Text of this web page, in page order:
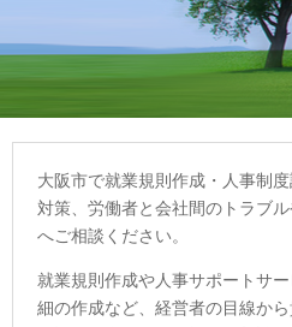
大阪市で就業規則作成・人事制
対策、労働者と会社間のトラブ
へご相談ください。
就業規則作成や人事サポートサ
細の作成など、経営者の目線か